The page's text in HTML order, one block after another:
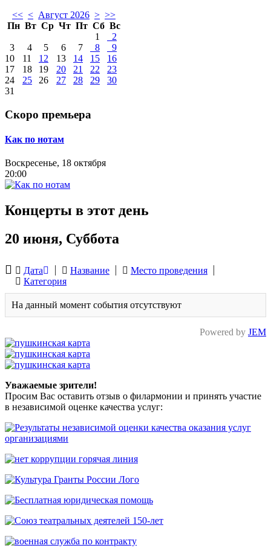
<< < Август 2026 > >>
Пн Вт Ср Чт Пт Сб Вс
1
2
3
4 5 6 7 8
9
10
11 12 13 14 15
16
17
18 19 20 21 22
23
24
25 26 27 28 29
30
31
Скоро премьера
Как по нотам
Воскресенье, 18 октября
20:00
Концерты в этот день
20 июня, Суббота
Дата Название
Место проведения
Категория
На данный момент события отсутствуют
Powered by JEM
Уважаемые зрители!
Просим Вас оставить отзыв о филармонии и принять участие
в независимой оценке качества услуг: